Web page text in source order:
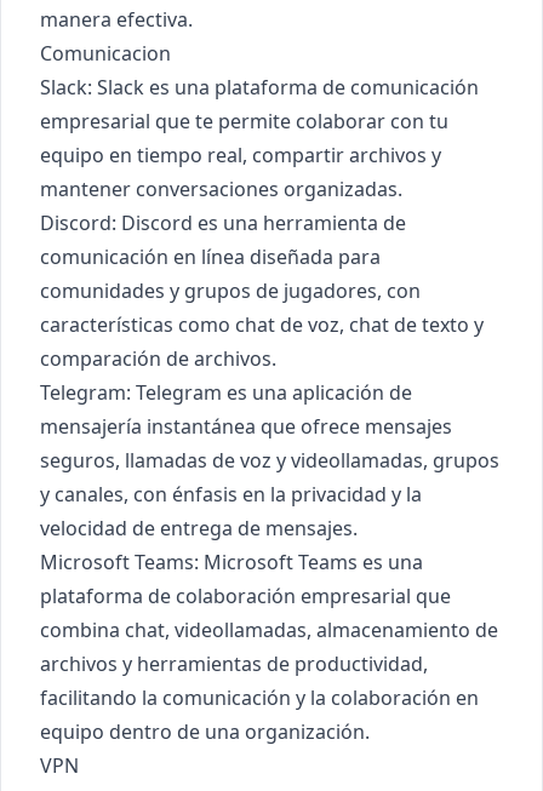
manera efectiva.
Comunicacion
Slack: Slack es una plataforma de comunicación
empresarial que te permite colaborar con tu
equipo en tiempo real, compartir archivos y
mantener conversaciones organizadas.
Discord: Discord es una herramienta de
comunicación en línea diseñada para
comunidades y grupos de jugadores, con
características como chat de voz, chat de texto y
comparación de archivos.
Telegram: Telegram es una aplicación de
mensajería instantánea que ofrece mensajes
seguros, llamadas de voz y videollamadas, grupos
y canales, con énfasis en la privacidad y la
velocidad de entrega de mensajes.
Microsoft Teams: Microsoft Teams es una
plataforma de colaboración empresarial que
combina chat, videollamadas, almacenamiento de
archivos y herramientas de productividad,
facilitando la comunicación y la colaboración en
equipo dentro de una organización.
VPN